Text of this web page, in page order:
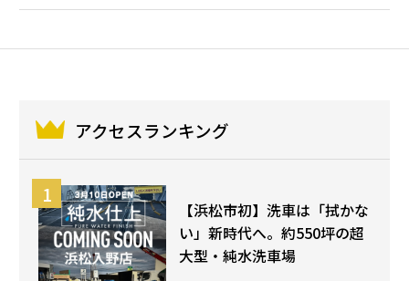
アクセスランキング
【浜松市初】洗車は「拭かな
い」新時代へ。約550坪の超
大型・純水洗車場